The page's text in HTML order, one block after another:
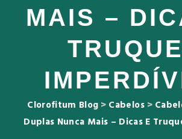
MAIS –
Clorofitum Blog > Cabelos>
Duplas Nunca Mais – Dicas E